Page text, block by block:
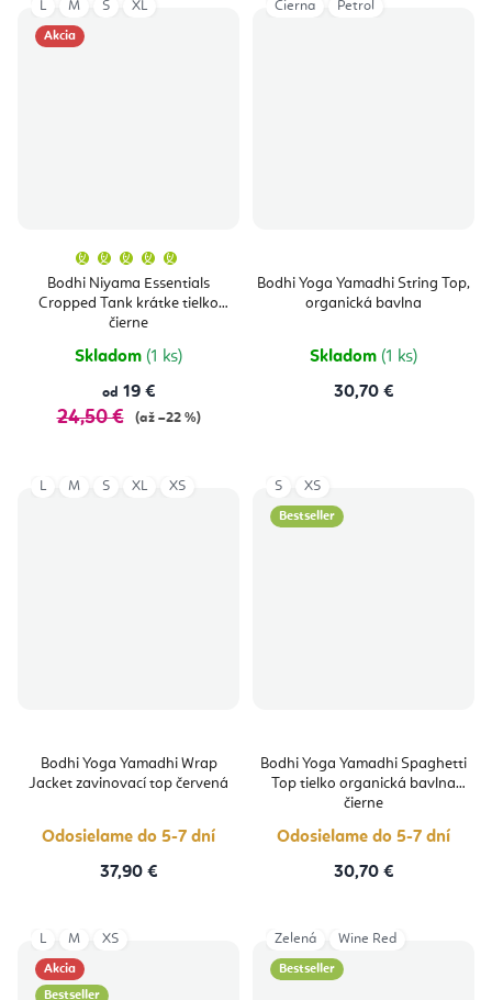
Akcia
Bodhi Niyama Essentials
Cropped Tank krátke tielko
čierne
produktu
je
5,0
Skladom (1 ks)
od 19 €
24,50 € (až –22 %)
L M S XL
Bodhi Yoga Yamadhi String Top,
organická bavlna
Skladom (1 ks)
30,70 €
Čierna Petrol
Bodhi Yoga Yamadhi Wrap
Jacket zavinovací top červená
Odosielame do 5-7 dní
37,90 €
L M S XL XS
Bestseller
Bodhi Yoga Yamadhi Spaghetti
Top tielko organická bavlna
čierne
Odosielame do 5-7 dní
30,70 €
S XS
Akcia
Bestseller
L M XS
Bestseller
Zelená Wine Red